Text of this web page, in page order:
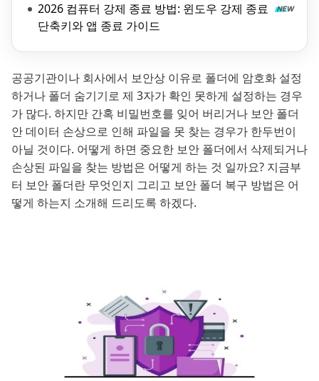
2026 컴퓨터 강제 종료 방법: 윈도우 강제 종료
단축키와 앱 종료 가이드
공공기관이나 회사에서 보안상 이유로 폴더에 암호화 설정
하거나 폴더 숨기기로 제 3자가 확인 못하게 설정하는 경우
가 많다. 하지만 간혹 비밀번호를 잊어 버리거나 보안 폴더
안 데이터 손상으로 인해 파일을 못 찾는 경우가 한두번이
아닐 것이다. 어떻게 하면 중요한 보안 폴더에서 삭제되거나
손상된 파일을 찾는 방법은 어떻게 하는 것 일까요? 지금부
터 보안 폴더란 무엇인지 그리고 보안 폴더 복구 방법은 어
떻게 하는지 소개해 드리도록 하겠다.